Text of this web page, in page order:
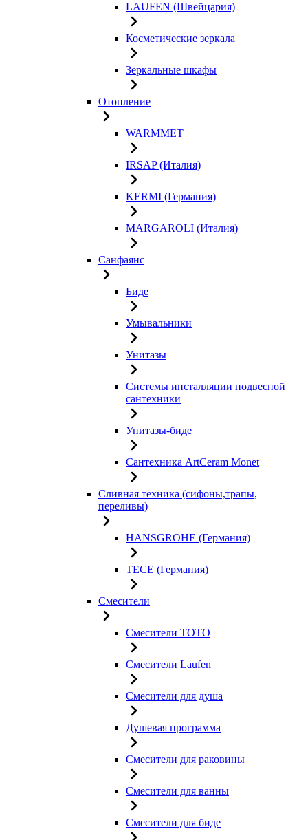
LAUFEN (Швейцария)
Косметические зеркала
Зеркальные шкафы
Отопление
WARMMET
IRSAP (Италия)
KERMI (Германия)
MARGAROLI (Италия)
Санфаянс
Биде
Умывальники
Унитазы
Системы инсталляции подвесной
сантехники
Унитазы-биде
Сантехника ArtCeram Monet
Сливная техника (сифоны,трапы,
переливы)
HANSGROHE (Германия)
TECE (Германия)
Смесители
Смесители TOTO
Смесители Laufen
Смесители для душа
Душевая программа
Смесители для раковины
Смесители для ванны
Смесители для биде